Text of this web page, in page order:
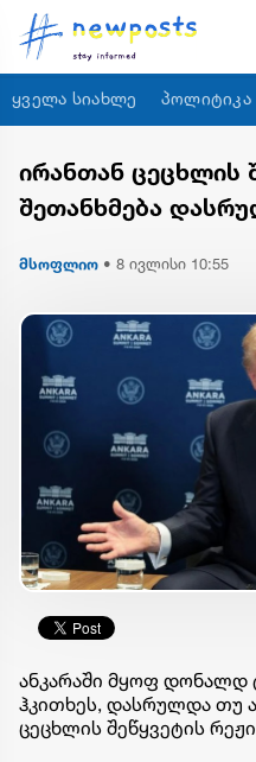
ყველა სიახლე პოლიტიკა
ირანთან ცეცხლის
შეთანხმება
მსოფლიო • 8 ივლისი 10:55
ანკარაში მყოფ დონალდ
ჰკითხეს, დასრულდა თუ
ცეცხლის შეწყვეტის